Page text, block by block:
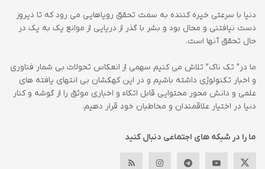
دنیا با سرعتی خیره کننده به سمت تحقق رویاهایی می رود که تا دیروز
دست نیافتنی و محال بود و بشر با گذر از دریایی از موانع یک به یک در
حال تحقق آنها است.
ما در” تک ناک” تلاش می کنیم سهمی از انعکاس تحولات بی شمار فناوری
و اخبار تکنولوژی داشته باشیم و در این کهکشان بی انتهای یافته های
علمی و دانش محور محتوایی قابل اتکاء و اخباری موثق را از گوشه و کنار
دنیا در اختیار علاقمندان و مخاطبان خود قرار دهیم.
ما را در شبکه های اجتماعی دنبال کنید